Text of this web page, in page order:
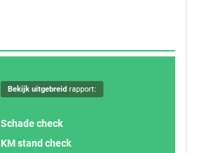
Bekijk uitgebreidrapport:
Schade check
KM stand check